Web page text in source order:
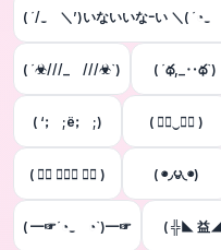
( ´/‿ゝ＼’)いないいなｰい ＼( ´◔‿
( ´☣///_ゝ///☣`) ( ´థ,_‥థ`)
( ‘;゚;ё;゚;) ( ≖ิ‿≖ิ )
( ⌒⃘ ◞⊖◟ ⌒⃘ ) ( ◉◞౪◟◉)
( ━☞´◔‿ゝ◔`)━☞ ( ╬◣ 益